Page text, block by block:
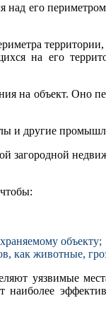
его
на его
на объект. Оно
и другие
объекту;
животные,
уязвимые